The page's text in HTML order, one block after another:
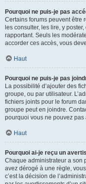
Pourquoi ne puis-je pas
Certains forums peuvent être
les consulter, les lire, y
rapportant. Seuls les
accorder ces accès, vous
Haut
Pourquoi ne puis-je pas
La possibilité d’ajouter des
groupe, ou par utilisateur.
fichiers joints pour le forum
groupe peut en joindre.
pourquoi vous ne pouvez
Haut
Pourquoi ai-je reçu un
Chaque administrateur a son
avez dérogé à une règle,
c’est la décision de